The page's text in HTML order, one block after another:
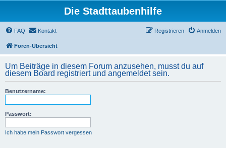
Die Stadttaubenhilfe
FAQ Kontakt Anmelden
Registrieren
Foren-Übersicht
Um Beiträge in diesem Forum anzusehen, musst du auf
diesem Board registriert und angemeldet sein.
Benutzername:
Passwort:
Ich habe mein Passwort vergessen